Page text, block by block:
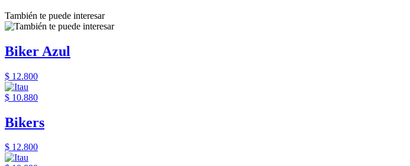
También te puede interesar
Biker Azul
$ 12.800
$ 10.880
Bikers
$ 12.800